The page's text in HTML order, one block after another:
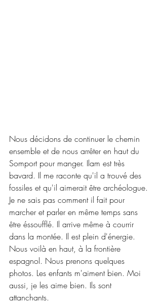
Nous décidons de continuer le chemin
ensemble et de nous arrêter en haut du
Somport pour manger. Ilam est très
bavard. Il me raconte qu'il a trouvé des
fossiles et qu'il aimerait être archéologue.
Je ne sais pas comment il fait pour
marcher et parler en même temps sans
être éssoufflé. Il arrive même à courrir
dans la montée. Il est plein d'énergie.
Nous voilà en haut, à la frontière
espagnol. Nous prenons quelques
photos. Les enfants m'aiment bien. Moi
aussi, je les aime bien. Ils sont
attanchants.